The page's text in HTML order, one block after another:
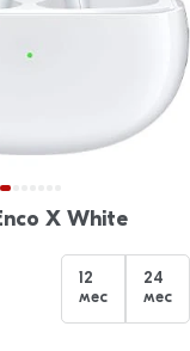
X White
12
мес
24
мес